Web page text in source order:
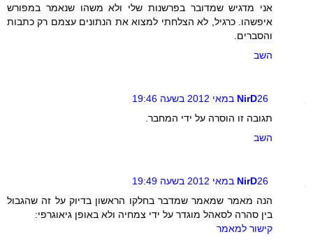
אני מדגיש שמדובר בפרשנות שלי ולא משהו שנאמר במפורש
איפשהו. כרגיל, לא הצלחתי למצוא את הנתונים עצמם רק כתבות
והסברים.
השב
NirD26 במאי 2012 בשעה 19:46
תגובה זו הוסרה על ידי המחבר.
השב
NirD26 במאי 2012 בשעה 19:49
הנה מאמר שמאמר שמדבר בחלקו הראשון בדיוק על זה שהגבול
בין סהרה לסאהל מוגדר על ידי צמחיה ולא באופן גיאוגרפי:
קישור למאמר